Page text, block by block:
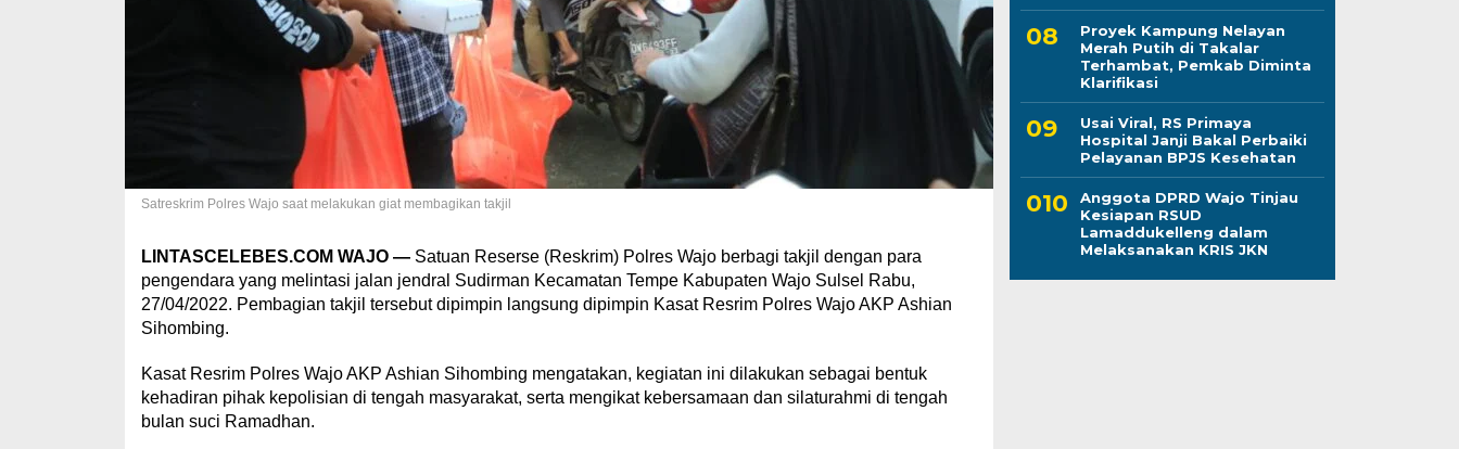
Satreskrim Polres Wajo saat melakukan giat membagikan takjil
LINTASCELEBES.COM WAJO —Satuan Reserse (Reskrim) Polres Wajo berbagi takjil dengan para
pengendara yang melintasi jalan jendral Sudirman Kecamatan Tempe Kabupaten Wajo Sulsel Rabu,
27/04/2022. Pembagian takjil tersebut dipimpin langsung dipimpin Kasat Resrim Polres Wajo AKP Ashian
Sihombing.
Kasat Resrim Polres Wajo AKP Ashian Sihombing mengatakan, kegiatan ini dilakukan sebagai bentuk
kehadiran pihak kepolisian di tengah masyarakat, serta mengikat kebersamaan dan silaturahmi di tengah
bulan suci Ramadhan.
Proyek Kampung Nelayan
Merah Putih di Takalar
Terhambat, Pemkab Diminta
Klarifikasi
Usai Viral, RS Primaya
Hospital Janji Bakal Perbaiki
Pelayanan BPJS Kesehatan
Anggota DPRD Wajo Tinjau
Kesiapan RSUD
Lamaddukelleng dalam
Melaksanakan KRIS JKN